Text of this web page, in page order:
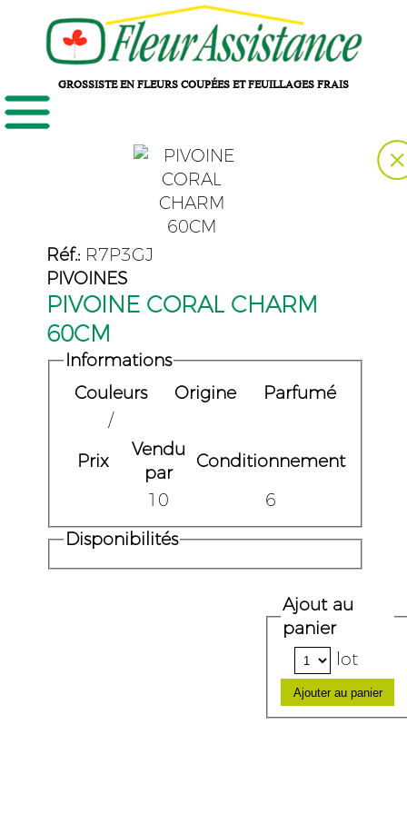
GROSSISTE EN FLEURS COUPÉES ET FEUILLAGES FRAIS
Réf.: R7P3GJ
PIVOINES
PIVOINE CORAL CHARM
60CM
Informations
Couleurs
Origine
Parfumé
/
Prix
Vendu
par
Conditionnement
10
6
Disponibilités
Ajout au
panier
lot